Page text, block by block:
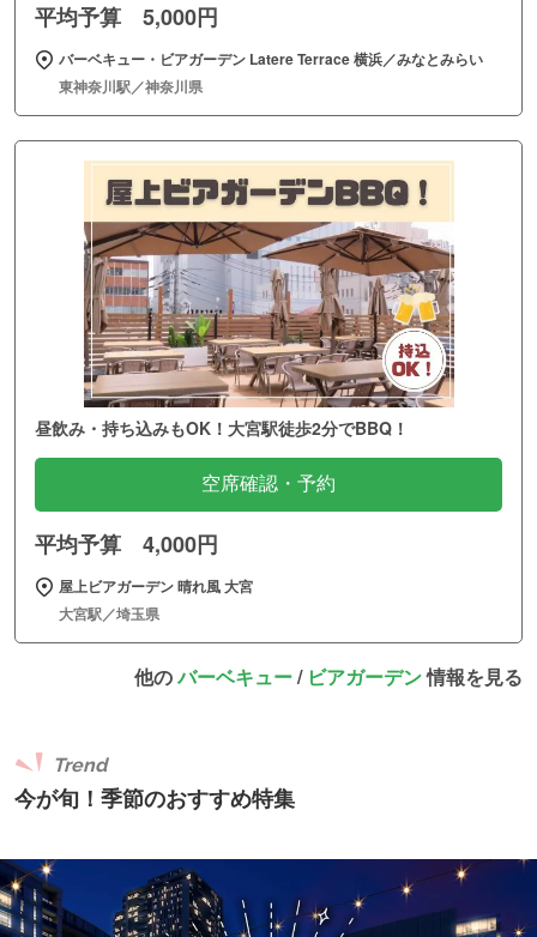
平均予算 5,000円
バーベキュー・ビアガーデン Latere Terrace 横浜／みなとみらい
東神奈川駅／神奈川県
昼飲み・持ち込みもOK！大宮駅徒歩2分でBBQ！
空席確認・予約
平均予算 4,000円
屋上ビアガーデン 晴れ風 大宮
大宮駅／埼玉県
他のバーベキュー/ ビアガーデン情報を見る
今が旬！季節のおすすめ特集
Trend